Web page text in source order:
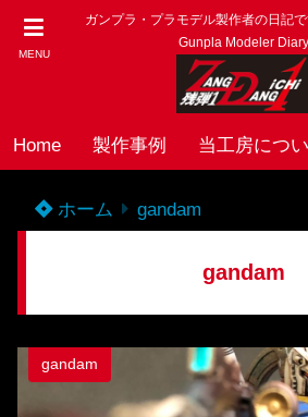
MENU
ガンプラ・プラモデル製作者の日記
Gunpla Modeler Diary
Home 製作事例 当工房につ
ホーム gandam
gandam
gandam